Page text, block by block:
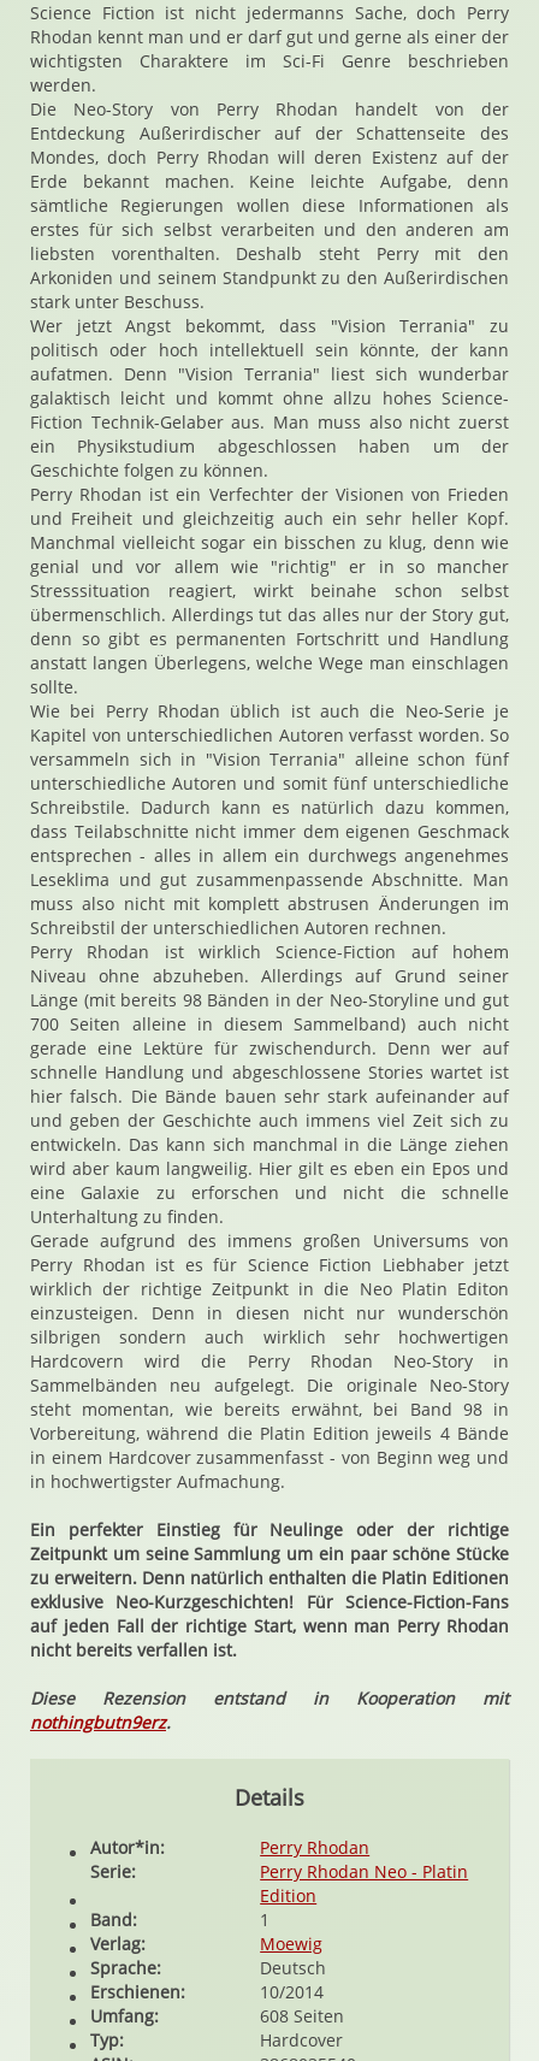
Science Fiction ist nicht jedermanns Sache, doch Perry
Rhodan kennt man und er darf gut und gerne als einer der
wichtigsten Charaktere im Sci-Fi Genre beschrieben
werden.
Die Neo-Story von Perry Rhodan handelt von der
Entdeckung Außerirdischer auf der Schattenseite des
Mondes, doch Perry Rhodan will deren Existenz auf der
Erde bekannt machen. Keine leichte Aufgabe, denn
sämtliche Regierungen wollen diese Informationen als
erstes für sich selbst verarbeiten und den anderen am
liebsten vorenthalten. Deshalb steht Perry mit den
Arkoniden und seinem Standpunkt zu den Außerirdischen
stark unter Beschuss.
Wer jetzt Angst bekommt, dass "Vision Terrania" zu
politisch oder hoch intellektuell sein könnte, der kann
aufatmen. Denn "Vision Terrania" liest sich wunderbar
galaktisch leicht und kommt ohne allzu hohes Science-
Fiction Technik-Gelaber aus. Man muss also nicht zuerst
ein Physikstudium abgeschlossen haben um der
Geschichte folgen zu können.
Perry Rhodan ist ein Verfechter der Visionen von Frieden
und Freiheit und gleichzeitig auch ein sehr heller Kopf.
Manchmal vielleicht sogar ein bisschen zu klug, denn wie
genial und vor allem wie "richtig" er in so mancher
Stresssituation reagiert, wirkt beinahe schon selbst
übermenschlich. Allerdings tut das alles nur der Story gut,
denn so gibt es permanenten Fortschritt und Handlung
anstatt langen Überlegens, welche Wege man einschlagen
sollte.
Wie bei Perry Rhodan üblich ist auch die Neo-Serie je
Kapitel von unterschiedlichen Autoren verfasst worden. So
versammeln sich in "Vision Terrania" alleine schon fünf
unterschiedliche Autoren und somit fünf unterschiedliche
Schreibstile. Dadurch kann es natürlich dazu kommen,
dass Teilabschnitte nicht immer dem eigenen Geschmack
entsprechen - alles in allem ein durchwegs angenehmes
Leseklima und gut zusammenpassende Abschnitte. Man
muss also nicht mit komplett abstrusen Änderungen im
Schreibstil der unterschiedlichen Autoren rechnen.
Perry Rhodan ist wirklich Science-Fiction auf hohem
Niveau ohne abzuheben. Allerdings auf Grund seiner
Länge (mit bereits 98 Bänden in der Neo-Storyline und gut
700 Seiten alleine in diesem Sammelband) auch nicht
gerade eine Lektüre für zwischendurch. Denn wer auf
schnelle Handlung und abgeschlossene Stories wartet ist
hier falsch. Die Bände bauen sehr stark aufeinander auf
und geben der Geschichte auch immens viel Zeit sich zu
entwickeln. Das kann sich manchmal in die Länge ziehen
wird aber kaum langweilig. Hier gilt es eben ein Epos und
eine Galaxie zu erforschen und nicht die schnelle
Unterhaltung zu finden.
Gerade aufgrund des immens großen Universums von
Perry Rhodan ist es für Science Fiction Liebhaber jetzt
wirklich der richtige Zeitpunkt in die Neo Platin Editon
einzusteigen. Denn in diesen nicht nur wunderschön
silbrigen sondern auch wirklich sehr hochwertigen
Hardcovern wird die Perry Rhodan Neo-Story in
Sammelbänden neu aufgelegt. Die originale Neo-Story
steht momentan, wie bereits erwähnt, bei Band 98 in
Vorbereitung, während die Platin Edition jeweils 4 Bände
in einem Hardcover zusammenfasst - von Beginn weg und
in hochwertigster Aufmachung.
Ein perfekter Einstieg für Neulinge oder der richtige
Zeitpunkt um seine Sammlung um ein paar schöne Stücke
zu erweitern. Denn natürlich enthalten die Platin Editionen
exklusive Neo-Kurzgeschichten! Für Science-Fiction-Fans
auf jeden Fall der richtige Start, wenn man Perry Rhodan
nicht bereits verfallen ist.
Diese Rezension entstand in Kooperation mit
nothingbutn9erz.
Details
Autor*in:
Perry Rhodan
Serie:
Perry Rhodan Neo - Platin
Edition
Band:
1
Verlag:
Moewig
Sprache:
Deutsch
Erschienen:
10/2014
Umfang:
608 Seiten
Typ:
Hardcover